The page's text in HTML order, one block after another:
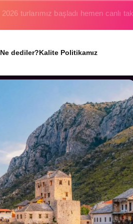
Binlerce gezginin hayali gerçek oluyor.
Ne dediler?Kalite Politikamız